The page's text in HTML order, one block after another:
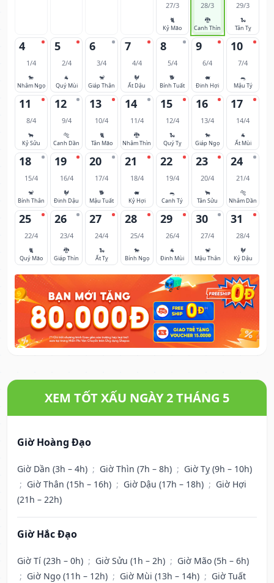
27/3
🐈
Kỷ Mão
28/3
🐉
Canh Thìn
29/3
🐍
Tân Tỵ
4
1/4
🐎
Nhâm Ngọ
5
2/4
🐐
Quý Mùi
6
3/4
🐒
Giáp Thân
7
4/4
🐓
Ất Dậu
8
5/4
🐕
Bính Tuất
9
6/4
🐖
Đinh Hợi
10
7/4
🐀
Mậu Tý
11
8/4
🐂
Kỷ Sửu
12
9/4
🐅
Canh Dần
13
10/4
🐈
Tân Mão
14
11/4
🐉
Nhâm Thìn
15
12/4
🐍
Quý Tỵ
16
13/4
🐎
Giáp Ngọ
17
14/4
🐐
Ất Mùi
18
15/4
🐒
Bính Thân
19
16/4
🐓
Đinh Dậu
20
17/4
🐕
Mậu Tuất
21
18/4
🐖
Kỷ Hợi
22
19/4
🐀
Canh Tý
23
20/4
🐂
Tân Sửu
24
21/4
🐅
Nhâm Dần
25
22/4
🐈
Quý Mão
26
23/4
🐉
Giáp Thìn
27
24/4
🐍
Ất Tỵ
28
25/4
🐎
Bính Ngọ
29
26/4
🐐
Đinh Mùi
30
27/4
🐒
Mậu Thân
31
28/4
🐓
Kỷ Dậu
XEM TỐT XẤU NGÀY 2 THÁNG 5
Giờ Hoàng Đạo
Giờ Dần (3h – 4h) ; Giờ Thìn (7h – 8h) ; Giờ Tỵ (9h – 10h)
; Giờ Thân (15h – 16h) ; Giờ Dậu (17h – 18h) ; Giờ Hợi
(21h – 22h)
Giờ Hắc Đạo
Giờ Tí (23h – 0h) ; Giờ Sửu (1h – 2h) ; Giờ Mão (5h – 6h)
; Giờ Ngọ (11h – 12h) ; Giờ Mùi (13h – 14h) ; Giờ Tuất